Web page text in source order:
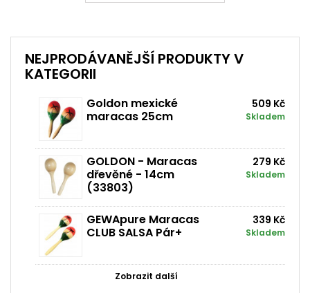
NEJPRODÁVANĚJŠÍ PRODUKTY V
KATEGORII
Goldon mexické
maracas 25cm
509 Kč
Skladem
GOLDON - Maracas
dřevěné - 14cm
(33803)
279 Kč
Skladem
GEWApure Maracas
CLUB SALSA Pár+
339 Kč
Skladem
Zobrazit další